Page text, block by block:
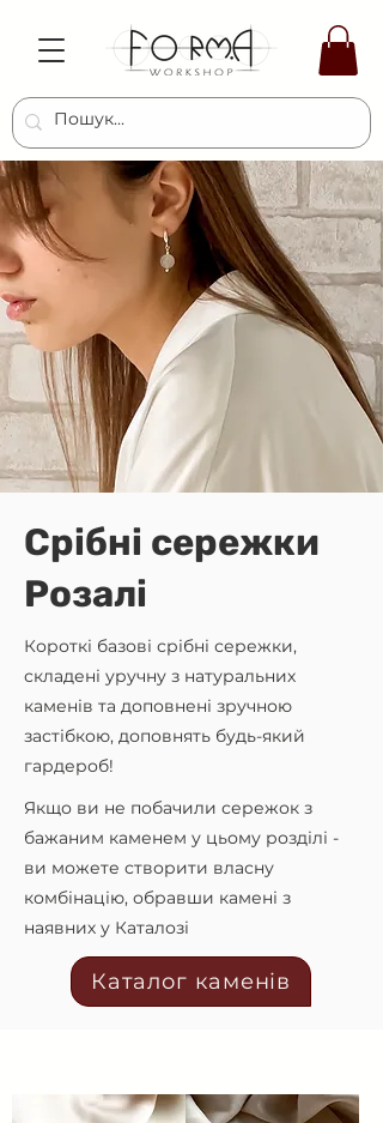
Срібні сережки
Розалі
Короткі базові срібні сережки,
складені уручну з натуральних
каменів та доповнені зручною
застібкою, доповнять будь-який
гардероб!
Якщо ви не побачили сережок з
бажаним каменем у цьому розділі -
ви можете створити власну
комбінацію, обравши камені з
наявних у Каталозі
Каталог каменів